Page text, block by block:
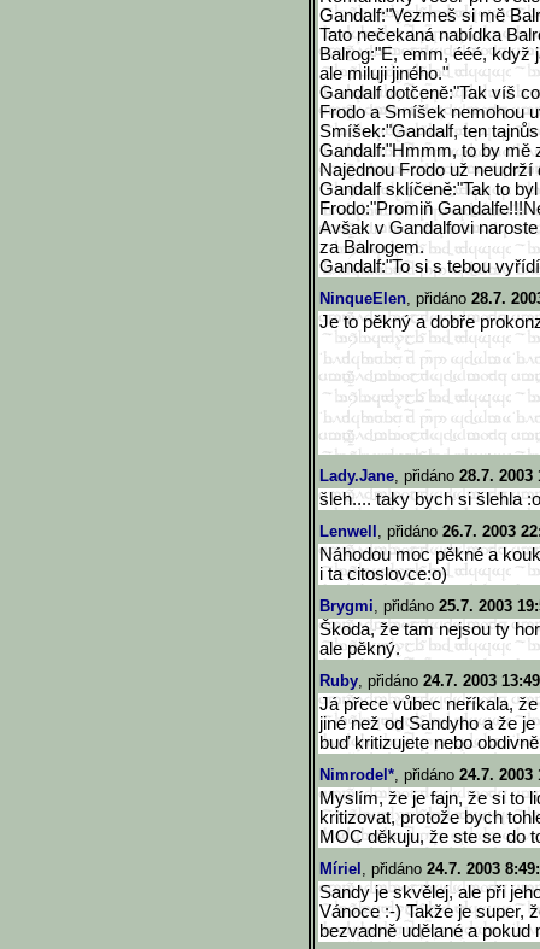
Gandalf:"Vezmeš si mě
Tato nečekaná nabídka
Balrog:"E, emm, ééé, když
ale miluji jiného."
Gandalf dotčeně:"Tak víš
Frodo a Smíšek nemohou
Smíšek:"Gandalf, ten
Gandalf:"Hmmm, to by mě
Najednou Frodo už
Gandalf sklíčeně:"Tak to
Frodo:"Promiň
Avšak v Gandalfovi
za Balrogem.
Gandalf:"To si s tebou
NinqueElen, přidáno 28.7.
Je to pěkný a dobře
Lady.Jane, přidáno 28.7. 2003
šleh.... taky bych si šlehla
Lenwell , přidáno 26.7. 2003
Náhodou moc pěkné a
i ta citoslovce:o)
Brygmi, přidáno 25.7. 2003
Škoda, že tam nejsou ty
ale pěkný.
Ruby, přidáno 24.7. 2003
Já přece vůbec neříkala,
jiné než od Sandyho a že
buď kritizujete nebo
Nimrodel*, přidáno 24.7. 2003
Myslím, že je fajn, že si to
kritizovat, protože bych
MOC děkuju, že ste se do
Míriel , přidáno 24.7. 2003
Sandy je skvělej, ale při
Vánoce :-) Takže je super,
bezvadně udělané a